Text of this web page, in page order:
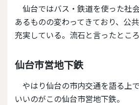
仙台ではバス・鉄道を使った社会へと少しづつでは
あるものの変わってきており、公
充実している。流石と言ったところ
仙台市営地下鉄
やはり仙台の市内交通を語る上で最も重要と言って
いいのがこの仙台市営地下鉄。